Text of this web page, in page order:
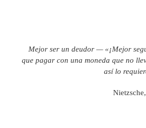
Mejor ser un deudor — «¡Mejor
que pagar con una moneda que no
así lo
Nietzsche,